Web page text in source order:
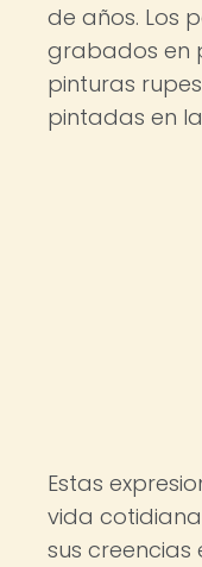
de años. Los
grabados en
pinturas
pintadas en
Estas
vida
sus creencias